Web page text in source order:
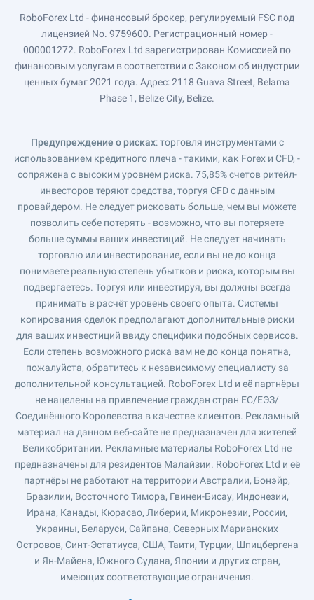
RoboForex Ltd - финансовый брокер, регулируемый FSC под
лицензией No. 9759600. Регистрационный номер -
000001272. RoboForex Ltd зарегистрирован Комиссией по
финансовым услугам в соответствии с Законом об индустрии
ценных бумаг 2021 года. Адрес: 2118 Guava Street, Belama
Phase 1, Belize City, Belize.
Предупреждение о рисках: торговля инструментами с
использованием кредитного плеча - такими, как Forex и CFD, -
сопряжена с высоким уровнем риска. 75,85% счетов ритейл-
инвесторов теряют средства, торгуя CFD с данным
провайдером. Не следует рисковать больше, чем вы можете
позволить себе потерять - возможно, что вы потеряете
больше суммы ваших инвестиций. Не следует начинать
торговлю или инвестирование, если вы не до конца
понимаете реальную степень убытков и риска, которым вы
подвергаетесь. Торгуя или инвестируя, вы должны всегда
принимать в расчёт уровень своего опыта. Системы
копирования сделок предполагают дополнительные риски
для ваших инвестиций ввиду специфики подобных сервисов.
Если степень возможного риска вам не до конца понятна,
пожалуйста, обратитесь к независимому специалисту за
дополнительной консультацией. RoboForex Ltd и её партнёры
не нацелены на привлечение граждан стран ЕС/ЕЭЗ/
Соединённого Королевства в качестве клиентов. Рекламный
материал на данном веб-сайте не предназначен для жителей
Великобритании. Рекламные материалы RoboForex Ltd не
предназначены для резидентов Малайзии. RoboForex Ltd и её
партнёры не работают на территории Австралии, Бонэйр,
Бразилии, Восточного Тимора, Гвинеи-Бисау, Индонезии,
Ирана, Канады, Кюрасао, Либерии, Микронезии, России,
Украины, Беларуси, Сайпана, Северных Марианских
Островов, Синт-Эстатиуса, США, Таити, Турции, Шпицбергена
и Ян-Майена, Южного Судана, Японии и других стран,
имеющих соответствующие ограничения.